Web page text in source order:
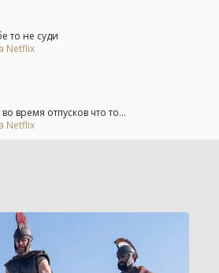
то не суди
Netflix
время отпусков что то...
Netflix